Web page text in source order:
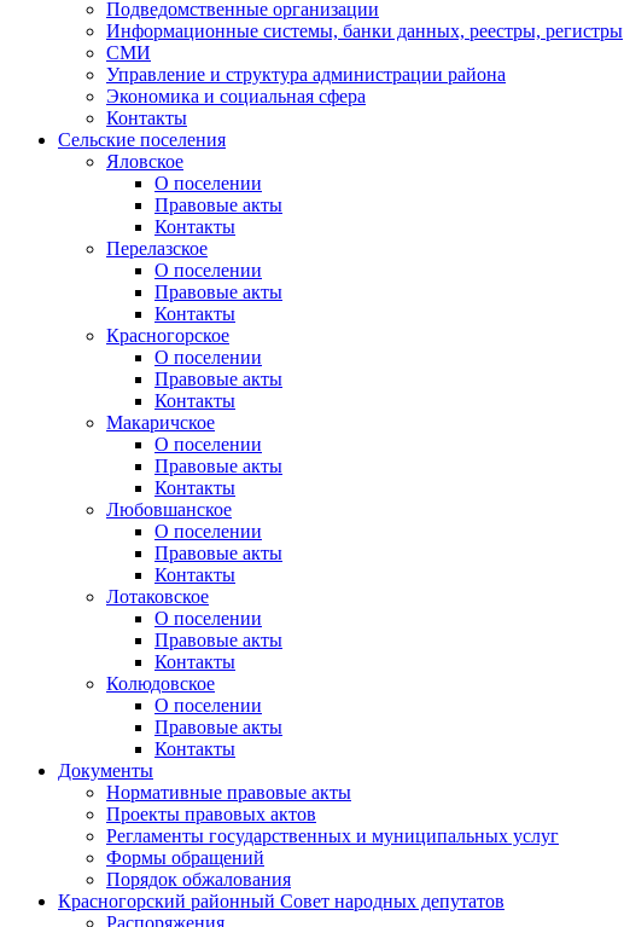
Подведомственные организации
Информационные системы, банки данных, реестры, регистры
СМИ
Управление и структура администрации района
Экономика и социальная сфера
Контакты
Сельские поселения
Яловское
О поселении
Правовые акты
Контакты
Перелазское
О поселении
Правовые акты
Контакты
Красногорское
О поселении
Правовые акты
Контакты
Макаричское
О поселении
Правовые акты
Контакты
Любовшанское
О поселении
Правовые акты
Контакты
Лотаковское
О поселении
Правовые акты
Контакты
Колюдовское
О поселении
Правовые акты
Контакты
Документы
Нормативные правовые акты
Проекты правовых актов
Регламенты государственных и муниципальных услуг
Формы обращений
Порядок обжалования
Красногорский районный Совет народных депутатов
Распоряжения